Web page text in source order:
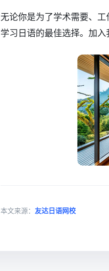
无论你是为了学术需要、
学习日语的最佳选择。加入
本文来源： 友达日语网校